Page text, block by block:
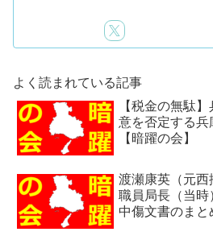
よく読まれている記事
【税金の無駄
意を否定する
【暗躍の会】
渡瀬康英（元西
職員局長（当
中傷文書のまと